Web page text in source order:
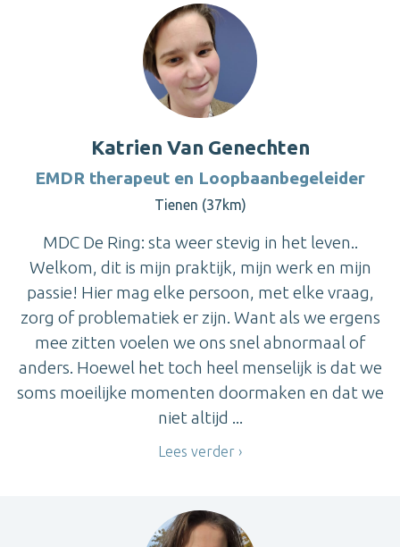
Katrien Van Genechten
EMDR therapeut en Loopbaanbegeleider
Tienen (37km)
MDC De Ring: sta weer stevig in het leven..
Welkom, dit is mijn praktijk, mijn werk en mijn
passie! Hier mag elke persoon, met elke vraag,
zorg of problematiek er zijn. Want als we ergens
mee zitten voelen we ons snel abnormaal of
anders. Hoewel het toch heel menselijk is dat we
soms moeilijke momenten doormaken en dat we
niet altijd ...
Lees verder